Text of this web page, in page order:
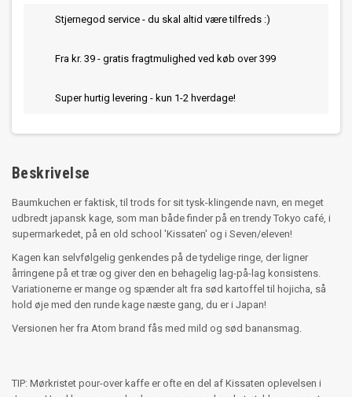
Stjernegod service - du skal altid være tilfreds :)
Fra kr. 39 - gratis fragtmulighed ved køb over 399
Super hurtig levering - kun 1-2 hverdage!
Beskrivelse
Baumkuchen er faktisk, til trods for sit tysk-klingende navn, en meget
udbredt japansk kage, som man både finder på en trendy Tokyo café, i
supermarkedet, på en old school 'Kissaten' og i Seven/eleven!
Kagen kan selvfølgelig genkendes på de tydelige ringe, der ligner
årringene på et træ og giver den en behagelig lag-på-lag konsistens.
Variationerne er mange og spænder alt fra sød kartoffel til hojicha, så
hold øje med den runde kage næste gang, du er i Japan!
Versionen her fra Atom brand fås med mild og sød banansmag.
TIP: Mørkristet pour-over kaffe er ofte en del af Kissaten oplevelsen i